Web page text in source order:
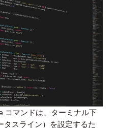
コマンドは、ターミナル下
スライン）を設定するた